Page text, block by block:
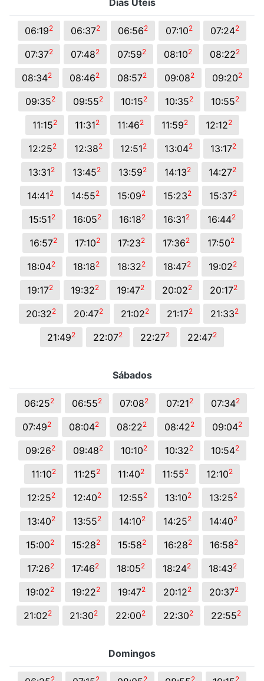
Dias Úteis
06:192 06:372 06:562 07:102 07:242
07:372 07:482 07:592 08:102 08:222
08:342 08:462 08:572 09:082 09:202
09:352 09:552 10:152 10:352 10:552
11:152 11:312 11:462 11:592 12:122
12:252 12:382 12:512 13:042 13:172
13:312 13:452 13:592 14:132 14:272
14:412 14:552 15:092 15:232 15:372
15:512 16:052 16:182 16:312 16:442
16:572 17:102 17:232 17:362 17:502
18:042 18:182 18:322 18:472 19:022
19:172 19:322 19:472 20:022 20:172
20:322 20:472 21:022 21:172 21:332
21:492 22:072 22:272 22:472
Sábados
06:252 06:552 07:082 07:212 07:342
07:492 08:042 08:222 08:422 09:042
09:262 09:482 10:102 10:322 10:542
11:102 11:252 11:402 11:552 12:102
12:252 12:402 12:552 13:102 13:252
13:402 13:552 14:102 14:252 14:402
15:002 15:282 15:582 16:282 16:582
17:262 17:462 18:052 18:242 18:432
19:022 19:222 19:472 20:122 20:372
21:022 21:302 22:002 22:302 22:552
Domingos
2 2 2 2 2